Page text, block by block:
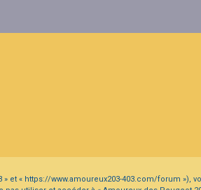
et « https://www.amoureux203-403.com/forum »),